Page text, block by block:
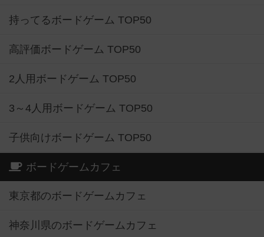
持ってるボードゲーム TOP50
高評価ボードゲーム TOP50
2人用ボードゲーム TOP50
3～4人用ボードゲーム TOP50
子供向けボードゲーム TOP50
ボードゲームカフェ
東京都のボードゲームカフェ
神奈川県のボードゲームカフェ